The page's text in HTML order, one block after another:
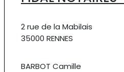
2 rue de la Mabilais
35000 RENNES
BARBOT Camille